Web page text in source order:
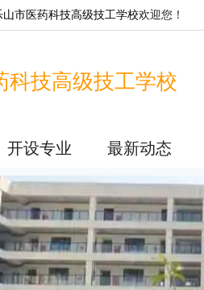
山市医药科技高级技工学校欢迎您！
科技高级技工学校
开设专业 最新动态